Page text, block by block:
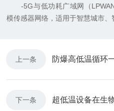
-5G与低功耗广域网（
模传感器网络，适用于智慧城市、
上一条 防爆高低温循环
下一条 超低温设备在生